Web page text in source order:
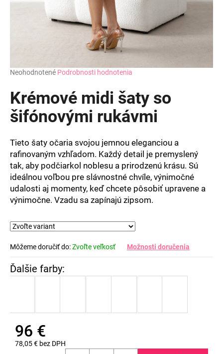
Priemerné
produktu
je
0,0
z
hviezdičiek.
Neohodnotené Podrobnosti hodnotenia
Krémové midi šaty so
šifónovými rukávmi
Tieto šaty očaria svojou jemnou eleganciou a
rafinovaným vzhľadom. Každý detail je premyslený
tak, aby podčiarkol noblesu a prirodzenú krásu. Sú
ideálnou voľbou pre slávnostné chvíle, výnimočné
udalosti aj momenty, keď chcete pôsobiť upravene a
výnimočne. Vzadu sa zapínajú zipsom.
Môžeme doručiť do:Zvoľte veľkosť Možnosti doručenia
96 €
78,05 € bez DPH